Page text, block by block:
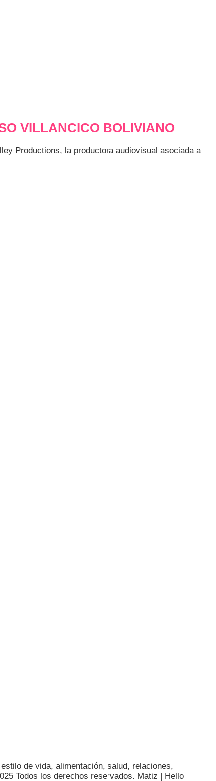
VILLANCICO BOLIVIANO
Productions, la productora audiovisual asociada a
de vida, alimentación, salud, relaciones,
Todos los derechos reservados. Matiz | Hello